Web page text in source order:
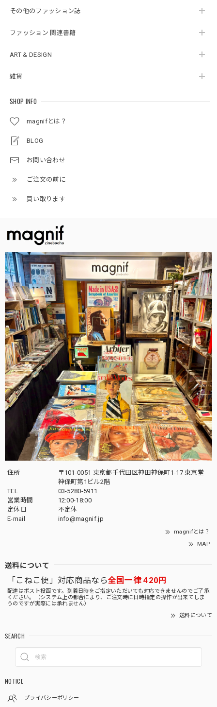
その他のファッション誌
ファッション 関連書籍
ART & DESIGN
雑貨
SHOP INFO
magnifとは？
BLOG
お問い合わせ
ご注文の前に
買い取ります
住所
〒101-0051 東京都千代田区神田神保町1-17 東京堂
神保町第1ビル2階
TEL
03-5280-5911
営業時間
12:00-18:00
定休日
不定休
E-mail
info@magnif.jp
magnifとは？
MAP
送料について
「こねこ便」対応商品なら全国一律 420円
配達はポスト投函です。到着日時をご指定いただいても対応できませんのでご了承
ください。（システム上の都合により、ご注文時に日時指定の操作が出来てしま
うのですが実際には承れません）
送料について
SEARCH
NOTICE
プライバシーポリシー